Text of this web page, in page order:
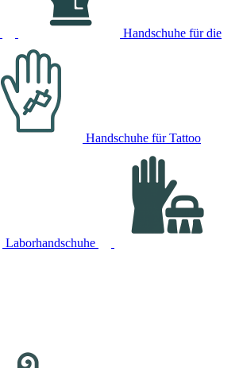
Handschuhe für die
Handschuhe für Tattoo
Laborhandschuhe